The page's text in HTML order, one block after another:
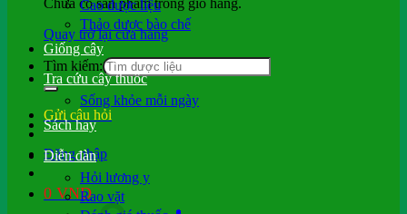
Chưa có sản phẩm trong giỏ hàng.
Quay trở lại cửa hàng
Tìm kiếm:
Gửi câu hỏi
Đăng nhập
0 VND
Cao dược liệu
Thảo dược bào chế
Giống cây
Tra cứu cây thuốc
Sống khỏe mỗi ngày
Sách hay
Diễn đàn
Hỏi lương y
Rao vặt